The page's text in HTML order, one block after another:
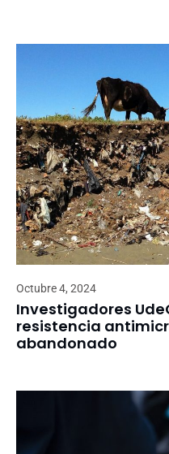
Octubre 4, 2024
Investigadores
resistencia
abandonado